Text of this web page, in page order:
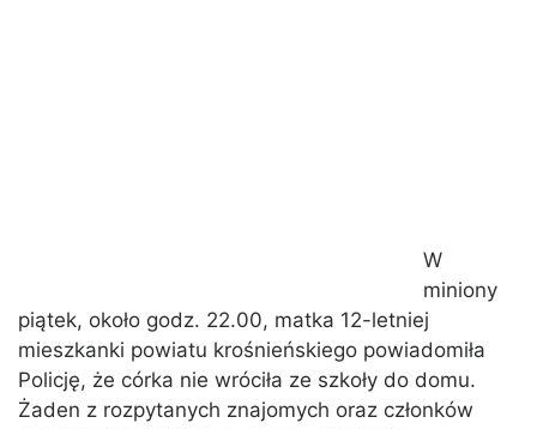
W
miniony
piątek, około godz. 22.00, matka 12-letniej
mieszkanki powiatu krośnieńskiego powiadomiła
Policję, że córka nie wróciła ze szkoły do domu.
Żaden z rozpytanych znajomych oraz członków